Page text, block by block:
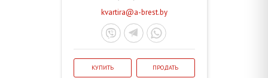
kvartira@a-brest.by
КУПИТЬ ПРОДАТЬ